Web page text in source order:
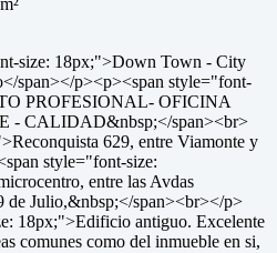
size: 18px;">Down Town - City
span></p><p><span style="font-
PROFESIONAL- OFICINA
- CALIDAD&nbsp;</span><br>
629, entre Viamonte y
style="font-size:
entre las Avdas
de Julio,&nbsp;</span><br></p>
18px;">Edificio antiguo. Excelente
comunes como del inmueble en si,